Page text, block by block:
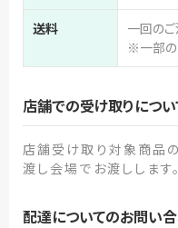
送料
一回のご
※一部の
店舗での受け取りにつ
店舗受け取り対象商品
渡し会場でお渡しします。
配達についてのお問い